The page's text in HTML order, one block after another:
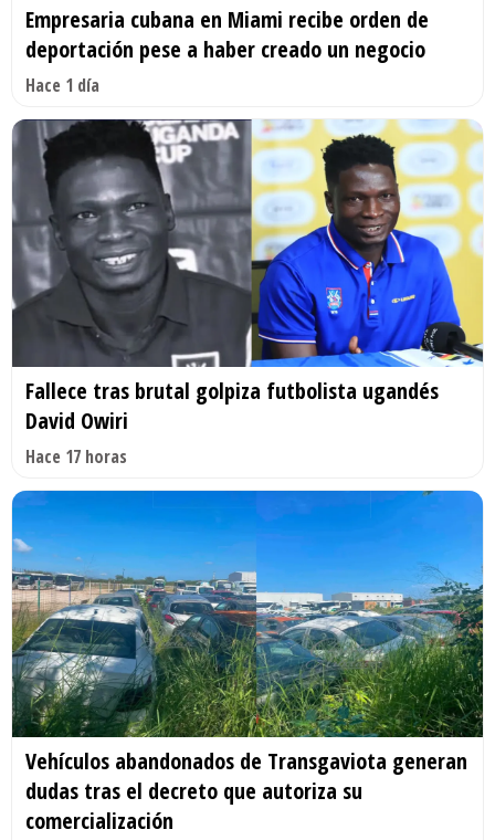
Empresaria cubana en Miami recibe orden de
deportación pese a haber creado un negocio
Hace 1 día
Fallece tras brutal golpiza futbolista ugandés
David Owiri
Hace 17 horas
Vehículos abandonados de Transgaviota generan
dudas tras el decreto que autoriza su
comercialización